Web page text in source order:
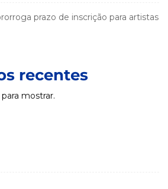
prazo de inscrição para artistas
recentes
mostrar.